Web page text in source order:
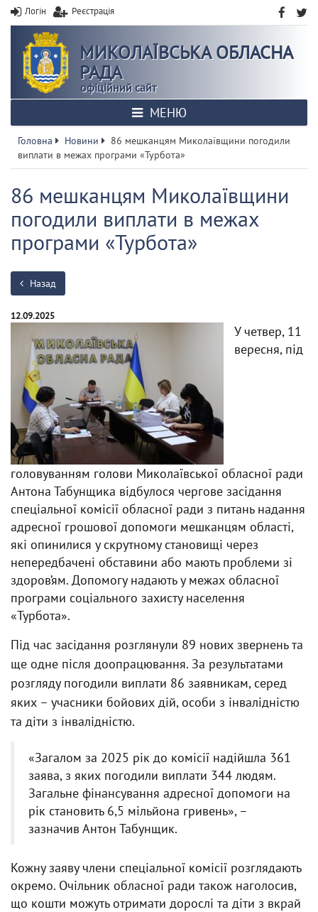
Логін Реєстрація
МИКОЛАЇВСЬКА ОБЛАСНА
РАДА
офіційний сайт
МЕНЮ
Головна Новини
86 мешканцям Миколаївщини погодили
виплати в межах програми «Турбота»
86 мешканцям Миколаївщини
погодили виплати в межах
програми «Турбота»
Назад
12.09.2025
У четвер, 11
вересня, під
головуванням голови Миколаївської обласної ради
Антона Табунщика відбулося чергове засідання
спеціальної комісії обласної ради з питань надання
адресної грошової допомоги мешканцям області,
які опинилися у скрутному становищі через
непередбачені обставини або мають проблеми зі
здоров’ям. Допомогу надають у межах обласної
програми соціального захисту населення
«Турбота».
Під час засідання розглянули 89 нових звернень та
ще одне після доопрацювання. За результатами
розгляду погодили виплати 86 заявникам, серед
яких – учасники бойових дій, особи з інвалідністю
та діти з інвалідністю.
«Загалом за 2025 рік до комісії надійшла 361
заява, з яких погодили виплати 344 людям.
Загальне фінансування адресної допомоги на
рік становить 6,5 мільйона гривень», –
зазначив Антон Табунщик.
Кожну заяву члени спеціальної комісії розглядають
окремо. Очільник обласної ради також наголосив,
що кошти можуть отримати дорослі та діти з вкрай